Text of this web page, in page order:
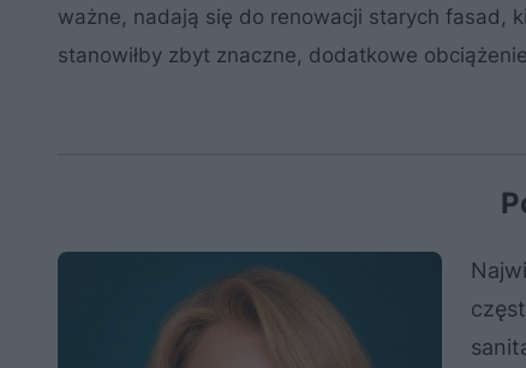
ważne, nadają się do renowacji starych fasad,
stanowiłby zbyt znaczne, dodatkowe